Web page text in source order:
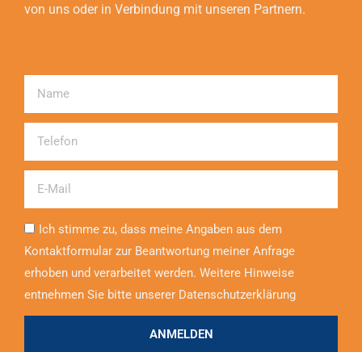
von uns oder in Verbindung mit unseren Partnern.
Telefon
Ich stimme zu, dass meine Angaben aus dem
Kontaktformular zur Beantwortung meiner Anfrage
erhoben und verarbeitet werden. Weitere Hinweise
entnehmen Sie bitte unserer Datenschutzerklärung
ANMELDEN